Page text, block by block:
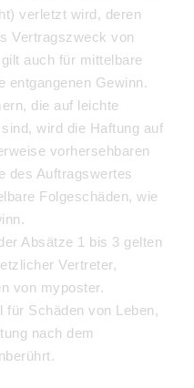
verletzt wird, deren
Vertragszweck von
auch für mittelbare
entgangenen Gewinn.
die auf leichte
wird die Haftung auf
vorhersehbaren
des Auftragswertes
Folgeschäden, wie
Absätze 1 bis 3 gelten
Vertreter,
von myposter.
für Schäden von Leben,
nach dem